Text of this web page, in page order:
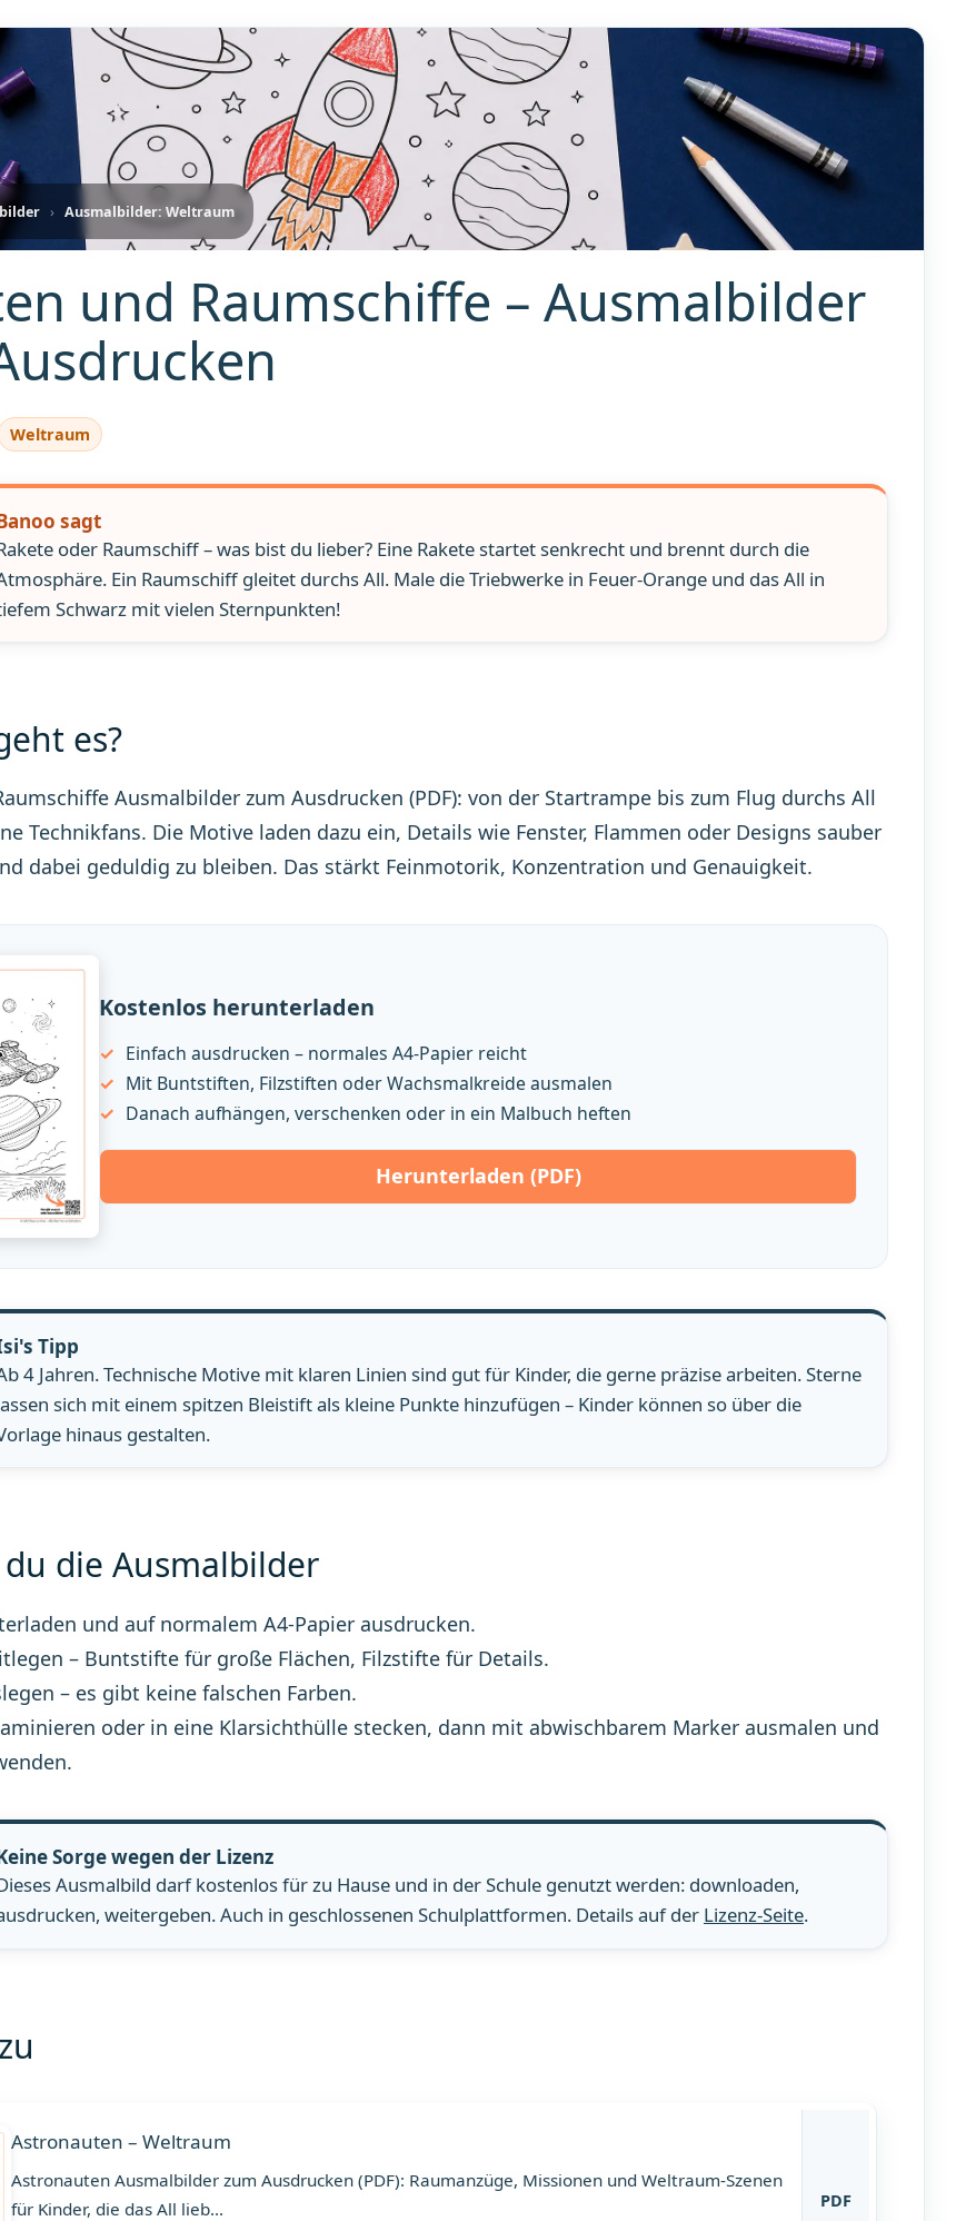
› Ausmalbilder: Weltraum
und Raumschiffe – Ausmalbilder
Weltraum
sagt
oder Raumschiff – was bist du lieber? Eine Rakete startet senkrecht und brennt durch die
Ein Raumschiff gleitet durchs All. Male die Triebwerke in Feuer-Orange und das All in
Schwarz mit vielen Sternpunkten!
es?
Ausmalbilder zum Ausdrucken (PDF): von der Startrampe bis zum Flug durchs All
Technikfans. Die Motive laden dazu ein, Details wie Fenster, Flammen oder Designs sauber
dabei geduldig zu bleiben. Das stärkt Feinmotorik, Konzentration und Genauigkeit.
Kostenlos herunterladen
Einfach ausdrucken – normales A4-Papier reicht
Mit Buntstiften, Filzstiften oder Wachsmalkreide ausmalen
Danach aufhängen, verschenken oder in ein Malbuch heften
Herunterladen (PDF)
Tipp
4 Jahren. Technische Motive mit klaren Linien sind gut für Kinder, die gerne präzise arbeiten. Sterne
sich mit einem spitzen Bleistift als kleine Punkte hinzufügen – Kinder können so über die
hinaus gestalten.
die Ausmalbilder
und auf normalem A4-Papier ausdrucken.
– Buntstifte für große Flächen, Filzstifte für Details.
– es gibt keine falschen Farben.
oder in eine Klarsichthülle stecken, dann mit abwischbarem Marker ausmalen und
Sorge wegen der Lizenz
Ausmalbild darf kostenlos für zu Hause und in der Schule genutzt werden: downloaden,
weitergeben. Auch in geschlossenen Schulplattformen. Details auf der Lizenz-Seite.
Astronauten – Weltraum
Astronauten Ausmalbilder zum Ausdrucken (PDF): Raumanzüge, Missionen und Weltraum-Szenen
für Kinder, die das All lieb...
PDF